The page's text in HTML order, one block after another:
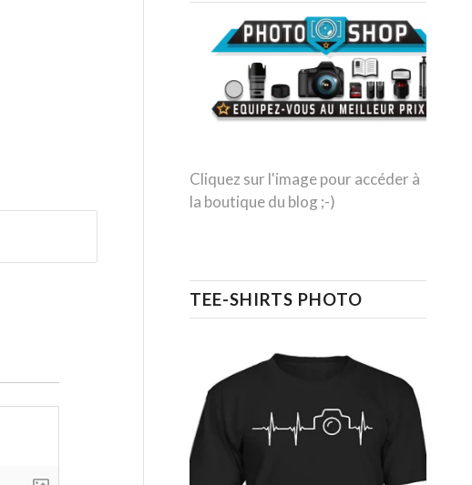
Cliquez sur l'image pour accéder à
la boutique du blog ;-)
TEE-SHIRTS PHOTO